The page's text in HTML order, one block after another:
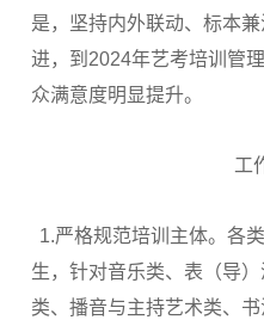
是，坚持内外联动、标本
进，到2024年艺考培训管
众满意度明显提升。
工
1.严格规范培训主体。各
生，针对音乐类、表（导
类、播音与主持艺术类、